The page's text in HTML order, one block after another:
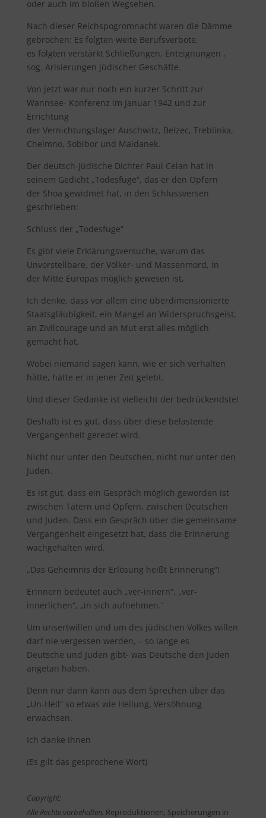
oder auch im bloßen Wegsehen.
Nach dieser Reichspogromnacht waren die Dämme
gebrochen: Es folgten weite Berufsverbote,
es folgten verstärkt Schließungen, Enteignungen ,
sog. Arisierungen jüdischer Geschäfte.
Von jetzt war nur noch ein kurzer Schritt zur
Wannsee- Konferenz im Januar 1942 und zur
Errichtung
der Vernichtungslager Auschwitz, Belzec, Treblinka,
Chelmno, Sobibor und Maidanek.
Der deutsch-jüdische Dichter Paul Celan hat in
seinem Gedicht „Todesfuge“, das er den Opfern
der Shoa gewidmet hat, in den Schlussversen
geschrieben:
Schluss der „Todesfuge“
Es gibt viele Erklärungsversuche, warum das
Unvorstellbare, der Völker- und Massenmord, in
der Mitte Europas möglich gewesen ist,
Ich denke, dass vor allem eine überdimensionierte
Staatsgläubigkeit, ein Mangel an Widerspruchsgeist,
an Zivilcourage und an Mut erst alles möglich
gemacht hat.
Wobei niemand sagen kann, wie er sich verhalten
hätte, hätte er in jener Zeit gelebt.
Und dieser Gedanke ist vielleicht der bedrückendste!
Deshalb ist es gut, dass über diese belastende
Vergangenheit geredet wird.
Nicht nur unter den Deutschen, nicht nur unter den
Juden.
Es ist gut, dass ein Gespräch möglich geworden ist
zwischen Tätern und Opfern, zwischen Deutschen
und Juden. Dass ein Gespräch über die gemeinsame
Vergangenheit eingesetzt hat, dass die Erinnerung
wachgehalten wird.
„Das Geheimnis der Erlösung heißt Erinnerung“!
Erinnern bedeutet auch „ver-innern“, „ver-
innerlichen“, „in sich aufnehmen.“
Um unsertwillen und um des jüdischen Volkes willen
darf nie vergessen werden, – so lange es
Deutsche und Juden gibt- was Deutsche den Juden
angetan haben.
Denn nur dann kann aus dem Sprechen über das
„Un-Heil“ so etwas wie Heilung, Versöhnung
erwachsen.
Ich danke Ihnen
(Es gilt das gesprochene Wort)
Copyright:
Alle Rechte vorbehalten. Reproduktionen, Speicherungen in